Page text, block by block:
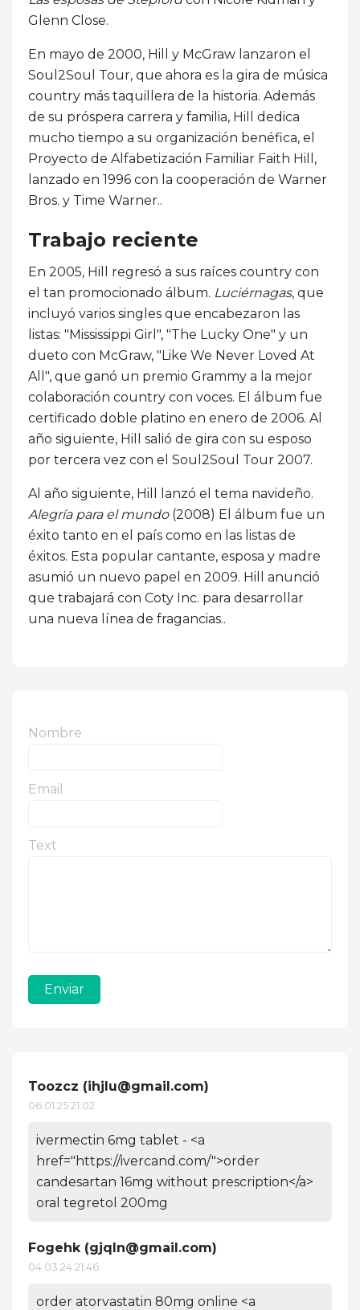
Glenn Close.
En mayo de 2000, Hill y McGraw lanzaron el
Soul2Soul Tour, que ahora es la gira de música
country más taquillera de la historia. Además
de su próspera carrera y familia, Hill dedica
mucho tiempo a su organización benéfica, el
Proyecto de Alfabetización Familiar Faith Hill,
lanzado en 1996 con la cooperación de Warner
Bros. y Time Warner..
Trabajo reciente
En 2005, Hill regresó a sus raíces country con
el tan promocionado álbum. Luciérnagas, que
incluyó varios singles que encabezaron las
listas: "Mississippi Girl", "The Lucky One" y un
dueto con McGraw, "Like We Never Loved At
All", que ganó un premio Grammy a la mejor
colaboración country con voces. El álbum fue
certificado doble platino en enero de 2006. Al
año siguiente, Hill salió de gira con su esposo
por tercera vez con el Soul2Soul Tour 2007.
Al año siguiente, Hill lanzó el tema navideño.
Alegría para el mundo(2008) El álbum fue un
éxito tanto en el país como en las listas de
éxitos. Esta popular cantante, esposa y madre
asumió un nuevo papel en 2009. Hill anunció
que trabajará con Coty Inc. para desarrollar
una nueva línea de fragancias..
Nombre
Email
Text
Enviar
Toozcz (ihjlu@gmail.com)
06.01.25 21:02
ivermectin 6mg tablet - <a
href="https://ivercand.com/">order
candesartan 16mg without prescription</a>
oral tegretol 200mg
Fogehk (gjqln@gmail.com)
04.03.24 21:46
order atorvastatin 80mg online <a